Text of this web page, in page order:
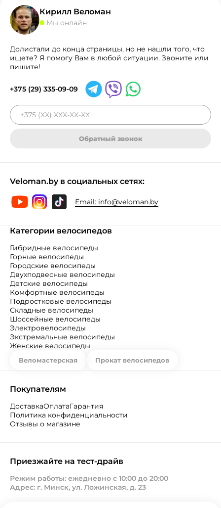
Кирилл Веломан
Мы онлайн
Долистали до конца страницы, но не нашли того, что
ищете? Я помогу Вам в любой ситуации. Звоните или
пишите!
+375 (29) 335-09-09
Обратный звонок
Veloman.by в социальных сетях:
Email: info@veloman.by
Категории велосипедов
Гибридные велосипеды
Горные велосипеды
Городские велосипеды
Двухподвесные велосипеды
Детские велосипеды
Комфортные велосипеды
Подростковые велосипеды
Складные велосипеды
Шоссейные велосипеды
Электровелосипеды
Экстремальные велосипеды
Женские велосипеды
Веломастерская Прокат велосипедов
Покупателям
ДоставкаОплатаГарантия
Политика конфиденциальности
Отзывы о магазине
Приезжайте на тест-драйв
Режим работы: ежедневно с 10:00 до 20:00
Адрес: г. Минск, ул. Ложинская, д. 23